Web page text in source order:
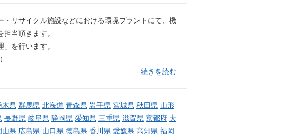
リサイクル施設などにおける環境プラントにて、機
当頂きます。
を行います。
…続きを読む
木県 群馬県 北海道 青森県 岩手県 宮城県 秋田県 山形
長野県 岐阜県 静岡県 愛知県 三重県 滋賀県 京都府 大
山県 広島県 山口県 徳島県 香川県 愛媛県 高知県 福岡